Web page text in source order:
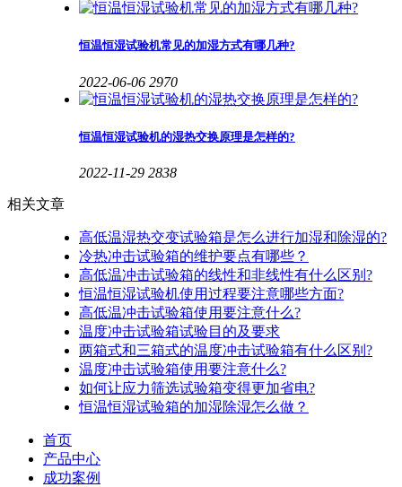
恒温恒湿试验机常见的加湿方式有哪几种?
2022-06-06 2970
恒温恒湿试验机的湿热交换原理是怎样的?
2022-11-29 2838
相关文章
高低温湿热交变试验箱是怎么进行加湿和除湿的?
冷热冲击试验箱的维护要点有哪些？
高低温冲击试验箱的线性和非线性有什么区别?
恒温恒湿试验机使用过程要注意哪些方面?
高低温冲击试验箱使用要注意什么?
温度冲击试验箱试验目的及要求
两箱式和三箱式的温度冲击试验箱有什么区别?
温度冲击试验箱使用要注意什么?
如何让应力筛选试验箱变得更加省电?
恒温恒湿试验箱的加湿除湿怎么做？
首页
产品中心
成功案例